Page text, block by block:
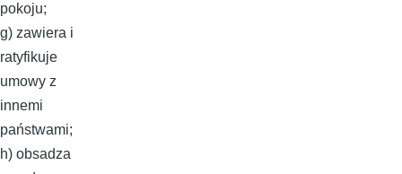
pokoju;
g) zawiera i
ratyfikuje
umowy z
innemi
państwami;
h) obsadza